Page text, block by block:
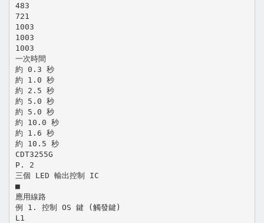
483
721
1003
1003
1003
一次時間
約 0.3 秒
約 1.0 秒
約 2.5 秒
約 5.0 秒
約 5.0 秒
約 10.0 秒
約 1.6 秒
約 10.5 秒
CDT3255G
P. 2
三個 LED 輸出控制 IC
■
應用線路
例 1. 控制 OS 鍵 (觸發鍵)
L1